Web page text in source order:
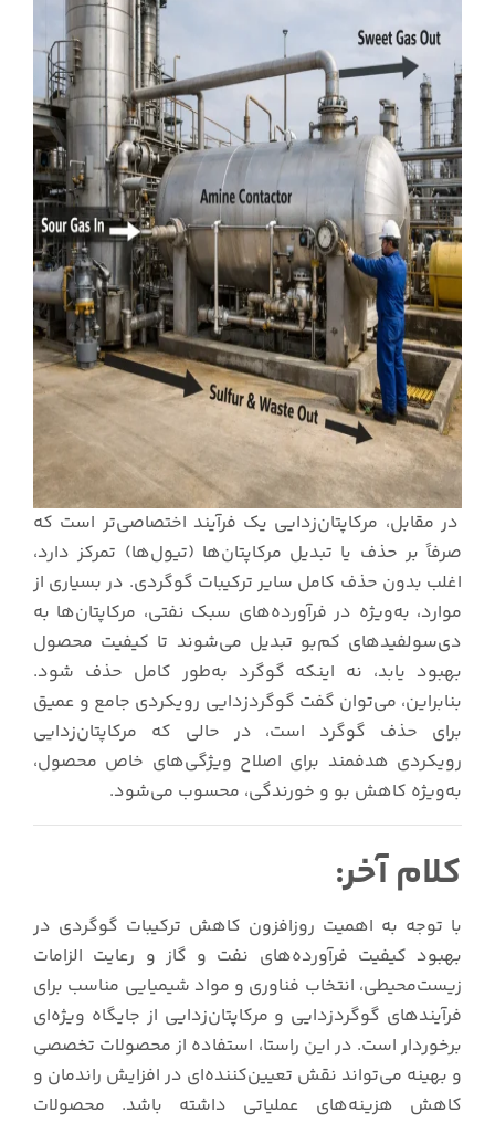
در مقابل، مرکاپتان‌زدایی یک فرآیند اختصاصی‌تر است که
صرفاً بر حذف یا تبدیل مرکاپتان‌ها (تیول‌ها) تمرکز دارد،
اغلب بدون حذف کامل سایر ترکیبات گوگردی. در بسیاری از
موارد، به‌ویژه در فرآورده‌های سبک نفتی، مرکاپتان‌ها به
دی‌سولفیدهای کم‌بو تبدیل می‌شوند تا کیفیت محصول
بهبود یابد، نه اینکه گوگرد به‌طور کامل حذف شود.
بنابراین، می‌توان گفت گوگردزدایی رویکردی جامع و عمیق
برای حذف گوگرد است، در حالی که مرکاپتان‌زدایی
رویکردی هدفمند برای اصلاح ویژگی‌های خاص محصول،
به‌ویژه کاهش بو و خورندگی، محسوب می‌شود.
کلام آخر:
با توجه به اهمیت روزافزون کاهش ترکیبات گوگردی در
بهبود کیفیت فرآورده‌های نفت و گاز و رعایت الزامات
زیست‌محیطی، انتخاب فناوری و مواد شیمیایی مناسب برای
فرآیندهای گوگردزدایی و مرکاپتان‌زدایی از جایگاه ویژه‌ای
برخوردار است. در این راستا، استفاده از محصولات تخصصی
و بهینه می‌تواند نقش تعیین‌کننده‌ای در افزایش راندمان و
کاهش هزینه‌های عملیاتی داشته باشد. محصولات